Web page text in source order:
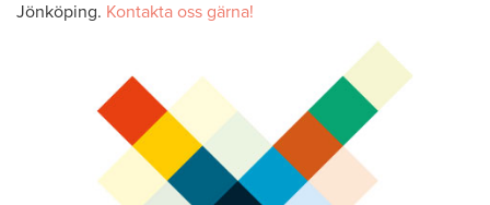
Jönköping. Kontakta oss gärna!